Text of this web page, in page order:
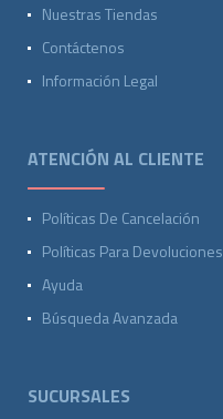
Nuestras Tiendas
Contáctenos
Información Legal
ATENCIÓN AL CLIENTE
Políticas De Cancelación
Políticas Para Devoluciones
Ayuda
Búsqueda Avanzada
SUCURSALES